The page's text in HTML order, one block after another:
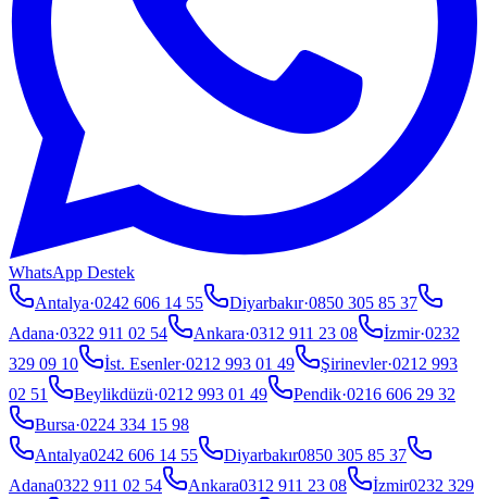
WhatsApp Destek
Antalya·0242 606 14 55 Diyarbakır·0850 305 85 37
Adana·0322 911 02 54 Ankara·0312 911 23 08 İzmir·0232
329 09 10
İst. Esenler·0212 993 01 49 Şirinevler·0212 993
02 51
Beylikdüzü·0212 993 01 49 Pendik·0216 606 29 32
Bursa·0224 334 15 98
Antalya0242 606 14 55 Diyarbakır0850 305 85 37
Adana0322 911 02 54 Ankara0312 911 23 08 İzmir0232 329